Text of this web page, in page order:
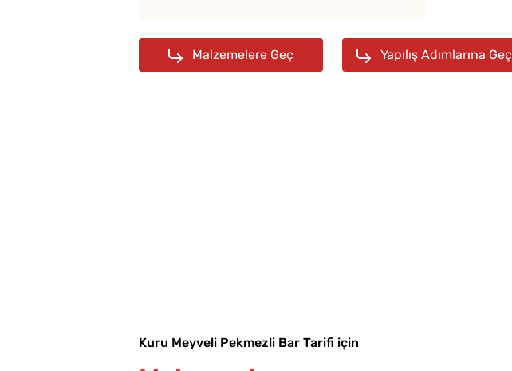
Malzemelere Geç Yapılış Adımlarına Geç
Kuru Meyveli Pekmezli Bar Tarifi için